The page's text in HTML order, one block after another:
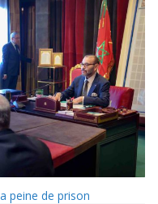
peine de prison